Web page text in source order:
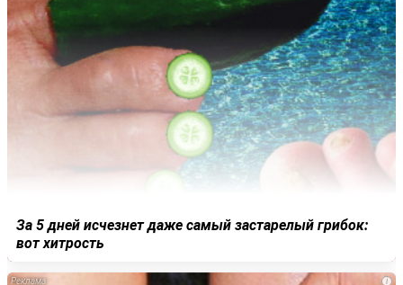
За 5 дней исчезнет даже самый застарелый грибок:
вот хитрость
i